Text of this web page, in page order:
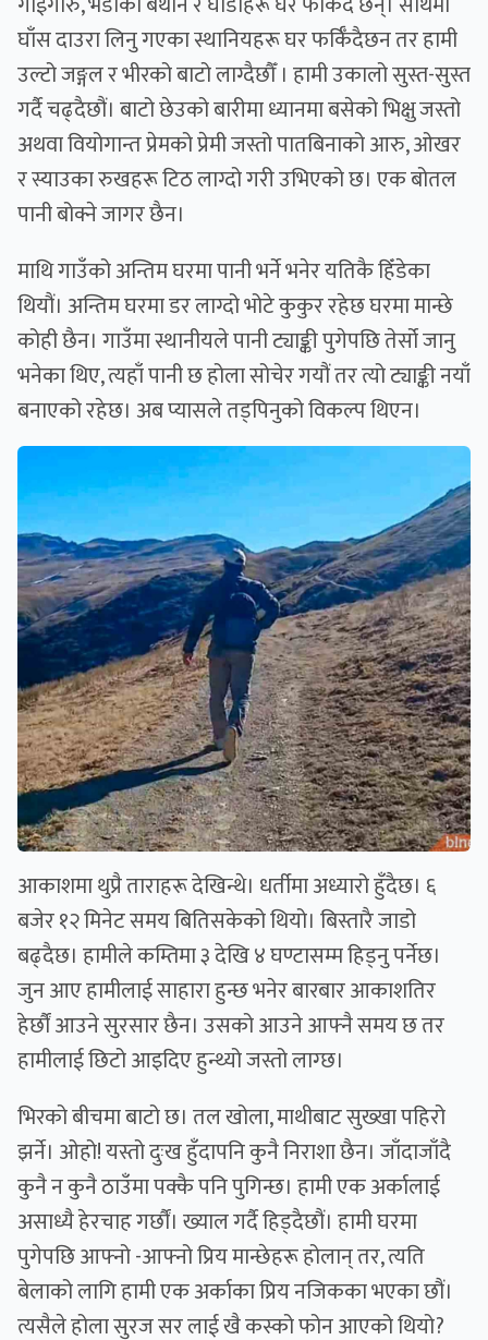
घाँस दाउरा लिनु गएका स्थानियहरू घर फर्किँदैछन तर हामी
उल्टो जङ्गल र भीरको बाटो लाग्दैछौँ । हामी उकालो सुस्त-सुस्त
गर्दै चढ्दैछौं। बाटो छेउको बारीमा ध्यानमा बसेको भिक्षु जस्तो
अथवा वियोगान्त प्रेमको प्रेमी जस्तो पातबिनाको आरु, ओखर
र स्याउका रुखहरू टिठ लाग्दो गरी उभिएको छ। एक बोतल
पानी बोक्ने जागर छैन।
माथि गाउँको अन्तिम घरमा पानी भर्ने भनेर यतिकै हिँडेका
थियौं। अन्तिम घरमा डर लाग्दो भोटे कुकुर रहेछ घरमा मान्छे
कोही छैन। गाउँमा स्थानीयले पानी ट्याङ्की पुगेपछि तेर्सो जानु
भनेका थिए, त्यहाँ पानी छ होला सोचेर गयौं तर त्यो ट्याङ्की नयाँ
बनाएको रहेछ। अब प्यासले तड्पिनुको विकल्प थिएन।
आकाशमा थुप्रै ताराहरू देखिन्थे। धर्तीमा अध्यारो हुँदैछ। ६
बजेर १२ मिनेट समय बितिसकेको थियो। बिस्तारै जाडो
बढ्दैछ। हामीले कम्तिमा ३ देखि ४ घण्टासम्म हिड्नु पर्नेछ।
जुन आए हामीलाई साहारा हुन्छ भनेर बारबार आकाशतिर
हेर्छौं आउने सुरसार छैन। उसको आउने आफ्नै समय छ तर
हामीलाई छिटो आइदिए हुन्थ्यो जस्तो लाग्छ।
भिरको बीचमा बाटो छ। तल खोला, माथीबाट सुख्खा पहिरो
झर्ने। ओहो! यस्तो दुःख हुँदापनि कुनै निराशा छैन। जाँदाजाँदै
कुनै न कुनै ठाउँमा पक्कै पनि पुगिन्छ। हामी एक अर्कालाई
असाध्यै हेरचाह गर्छौं। ख्याल गर्दै हिड्दैछौं। हामी घरमा
पुगेपछि आफ्नो -आफ्नो प्रिय मान्छेहरू होलान् तर, त्यति
बेलाको लागि हामी एक अर्काका प्रिय नजिकका भएका छौं।
त्यसैले होला सुरज सर लाई खै कस्को फोन आएको थियो?